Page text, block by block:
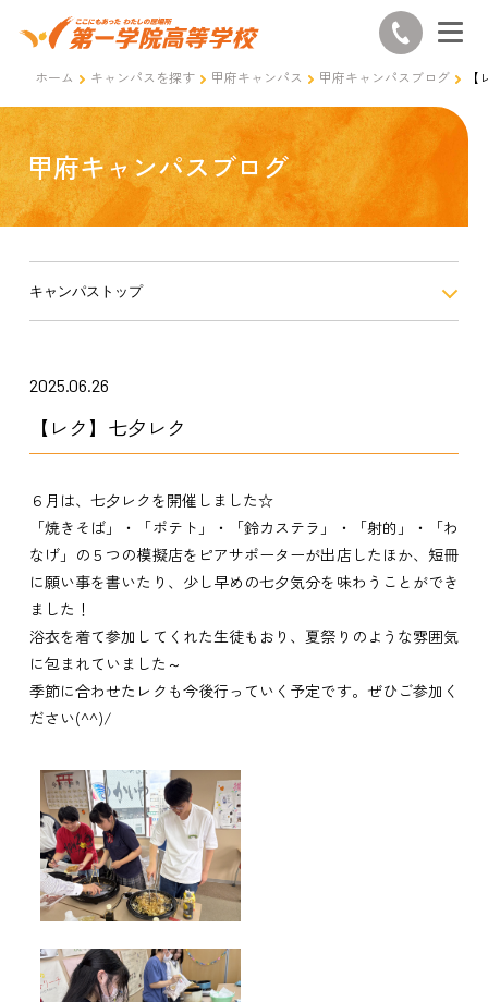
ホーム キャンパスを探す 甲府キャンパス 甲府キャンパスブログ
甲府キャンパスブログ
キャンパストップ
2025.06.26
【レク】七夕レク
６月は、七夕レクを開催しました☆
「焼きそば」・「ポテト」・「鈴カステラ」・「射的」・「わ
なげ」の５つの模擬店をピアサポーターが出店したほか、短冊
に願い事を書いたり、少し早めの七夕気分を味わうことができ
ました！
浴衣を着て参加してくれた生徒もおり、夏祭りのような雰囲気
に包まれていました～
季節に合わせたレクも今後行っていく予定です。ぜひご参加く
ださい(^^)/